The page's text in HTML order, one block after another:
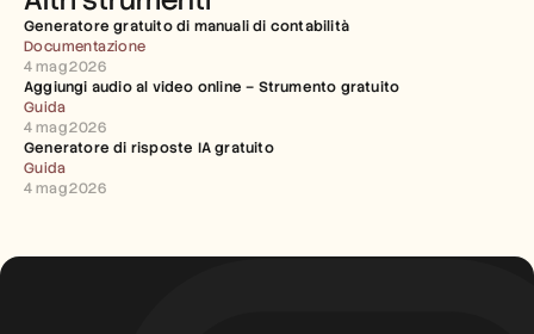
Generatore gratuito di manuali di contabilità
Documentazione
4 mag 2026
Aggiungi audio al video online – Strumento gratuito
Guida
4 mag 2026
Generatore di risposte IA gratuito
Guida
4 mag 2026